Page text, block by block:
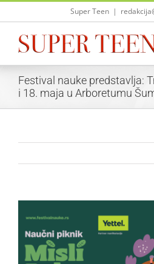
Skip
Super Teen |
Festival nauke predstavlja:
i 18. maja u Arboretumu
Larger
Image